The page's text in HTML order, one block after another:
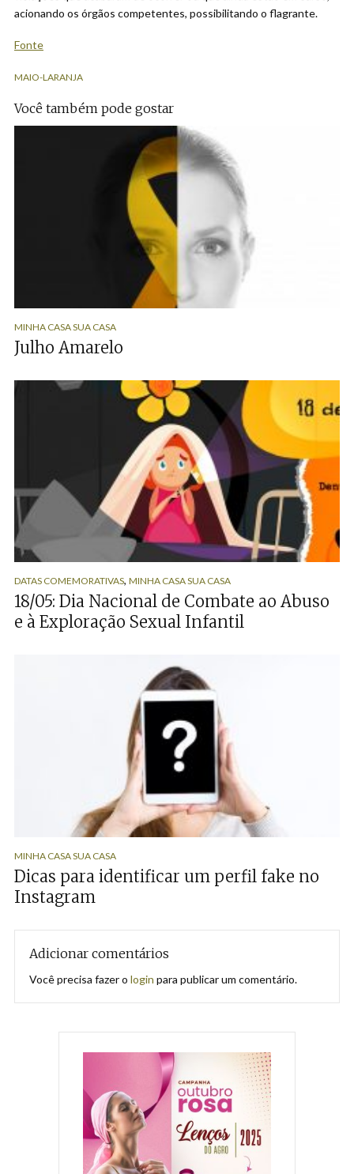
acionando os órgãos competentes, possibilitando o flagrante.
Fonte
MAIO-LARANJA
Você também pode gostar
MINHA CASA SUA CASA
Julho Amarelo
DATAS COMEMORATIVAS, MINHA CASA SUA CASA
18/05: Dia Nacional de Combate ao Abuso
e à Exploração Sexual Infantil
MINHA CASA SUA CASA
Dicas para identificar um perfil fake no
Instagram
Adicionar comentários
Você precisa fazer o login para publicar um comentário.